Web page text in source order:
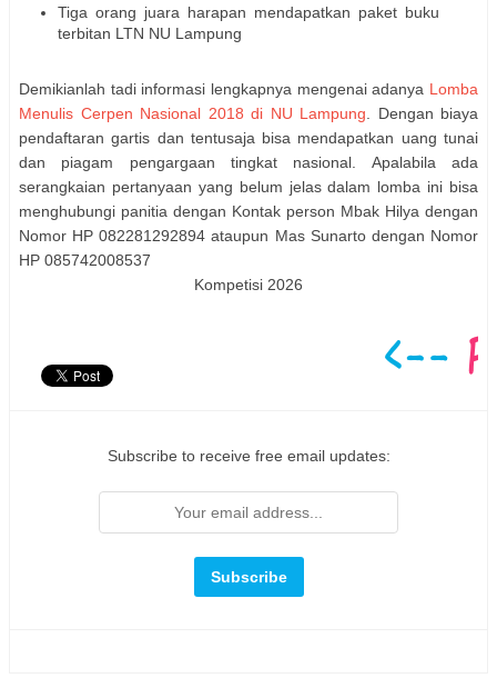
Tiga orang juara harapan mendapatkan paket buku
terbitan LTN NU Lampung
Demikianlah tadi informasi lengkapnya mengenai adanya Lomba
Menulis Cerpen Nasional 2018 di NU Lampung . Dengan biaya
pendaftaran gartis dan tentusaja bisa mendapatkan uang tunai
dan piagam pengargaan tingkat nasional. Apalabila ada
serangkaian pertanyaan yang belum jelas dalam lomba ini bisa
menghubungi panitia dengan Kontak person Mbak Hilya dengan
Nomor HP 082281292894 ataupun Mas Sunarto dengan Nomor
HP 085742008537
Kompetisi 2026
Subscribe to receive free email updates: